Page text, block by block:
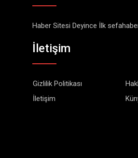
Haber Sitesi Deyince İlk
İletişim
Gizlilik Politikası
İletişim